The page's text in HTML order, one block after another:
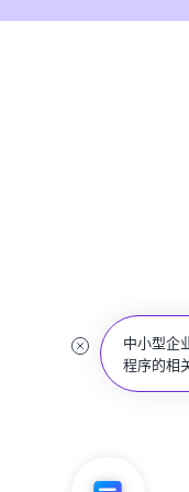
中小型企
程序的相